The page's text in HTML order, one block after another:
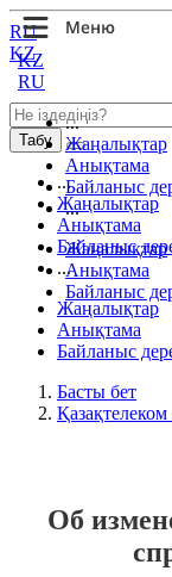
KZ
RU
...
Жаңалықтар
Анықтама
Байланыс
...
Жаңалықтар
Анықтама
Байланыс
RU
KZ
Табу
...
Жаңалықтар
Анықтама
Байланыс
...
Жаңалықтар
Анықтама
Байланыс
Басты бет
Об